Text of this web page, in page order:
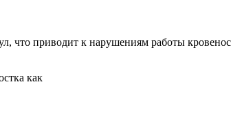
что приводит к нарушениям работы